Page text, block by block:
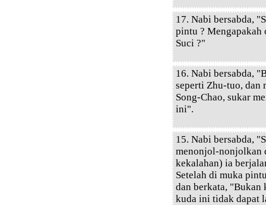
17. Nabi bersabda,
pintu ? Mengapakah
Suci ?"
16. Nabi bersabda,
seperti Zhu-tuo, dan
Song-Chao, sukar
ini".
15. Nabi bersabda,
menonjol-nonjolkan
kekalahan) ia
Setelah di muka
dan berkata, "Bukan
kuda ini tidak dapat